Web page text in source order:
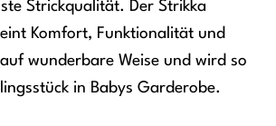
Strickqualität. Der Strikka
Komfort, Funktionalität und
wunderbare Weise und wird so
in Babys Garderobe.